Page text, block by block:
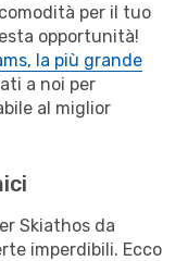
per il tuo
opportunità!
la più grande
a noi per
al miglior
Skiathos da
imperdibili. Ecco